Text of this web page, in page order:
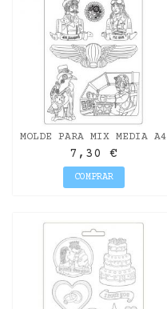
MOLDE PARA MIX MEDIA A4
SIR VAGAOND AVIATOR
"FLY HIGH"...
7,30 €
COMPRAR